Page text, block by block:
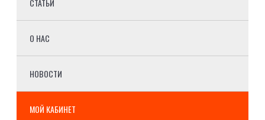
СТАТЬИ
О НАС
НОВОСТИ
МОЙ КАБИНЕТ